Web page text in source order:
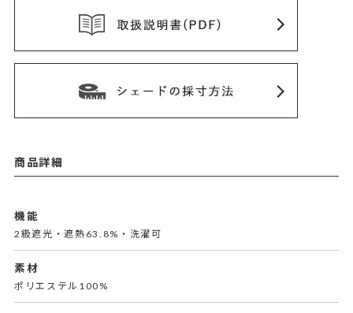
商品詳細
機能
2級遮光・遮熱63.8%・洗濯可
素材
ポリエステル100%